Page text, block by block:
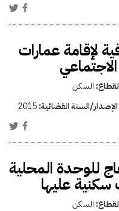
لإقامة عمارات
السكن
السنة القضائية:2015
المحلية
سكنية عليها
السكن